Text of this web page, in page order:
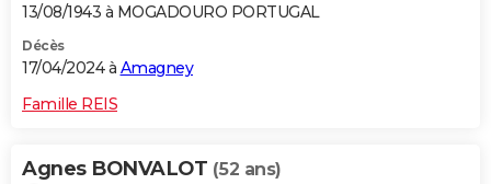
13/08/1943 à MOGADOURO PORTUGAL
Décès
17/04/2024 à Amagney
Famille REIS
Agnes BONVALOT (52 ans)